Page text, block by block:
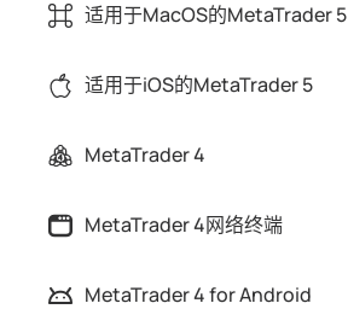
适用于MacOS的MetaTrader 5
适用于iOS的MetaTrader 5
MetaTrader 4
MetaTrader 4网络终端
MetaTrader 4 for Android